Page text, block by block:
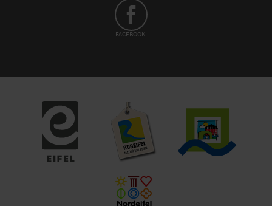
FACEBOOK